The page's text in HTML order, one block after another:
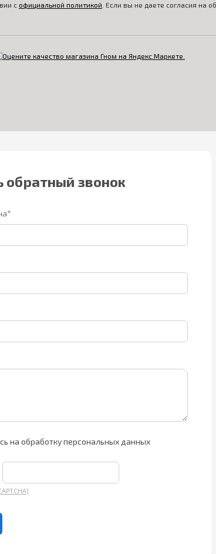
с официальной политикой . Если вы не даете согласия на
обратный звонок
на обработку персональных данных